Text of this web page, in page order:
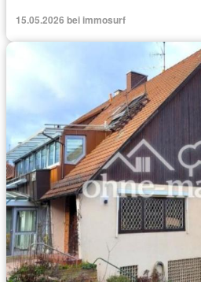
15.05.2026 bei immosurf